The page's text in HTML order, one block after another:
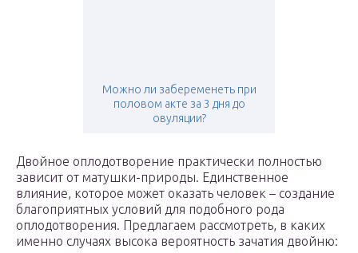
Можно ли забеременеть при
половом акте за 3 дня до
овуляции?
Двойное оплодотворение практически полностью
зависит от матушки-природы. Единственное
влияние, которое может оказать человек – создание
благоприятных условий для подобного рода
оплодотворения. Предлагаем рассмотреть, в каких
именно случаях высока вероятность зачатия двойню: